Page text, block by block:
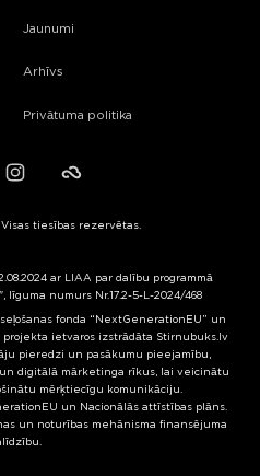
Jaunumi
Arhīvs
Privātuma politika
InstagramFailiem.lv
tiesības rezervētas.
ar LIAA par dalību programmā
numurs Nr.17.2-5-L-2024/468
fonda “NextGenerationEU” un
projekta ietvaros izstrādāta Stirnubuks.lv
pieredzi un pasākumu pieejamību,
digitālā mārketinga rīkus, lai veicinātu
mērķtiecīgu komunikāciju.
un Nacionālās attīstības plāns.
un noturības mehānisma finansējuma